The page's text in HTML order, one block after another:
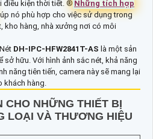
điều kiện thời tiết. ®️ Những tích hợp
nó phù hợp cho việc sử dụng trong
kho hàng, nhà xưởng nơi có môi
DH-IPC-HFW2841T-AS là một sản
hữu. Với hình ảnh sắc nét, khả năng
năng tiên tiến, camera này sẽ mang lại
khách hàng.
CHO NHỮNG THIẾT BỊ
LOẠI VÀ THƯƠNG HIỆU